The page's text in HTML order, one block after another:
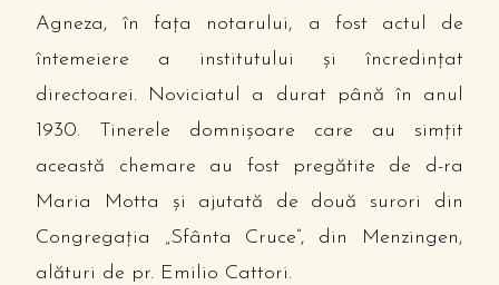
Agneza, în faţa notarului, a fost actul de
întemeiere a institutului şi încredinţat
directoarei. Noviciatul a durat până în anul
1930. Tinerele domnişoare care au simţit
această chemare au fost pregătite de d-ra
Maria Motta şi ajutată de două surori din
Congregaţia „Sfânta Cruce”, din Menzingen,
alături de pr. Emilio Cattori.